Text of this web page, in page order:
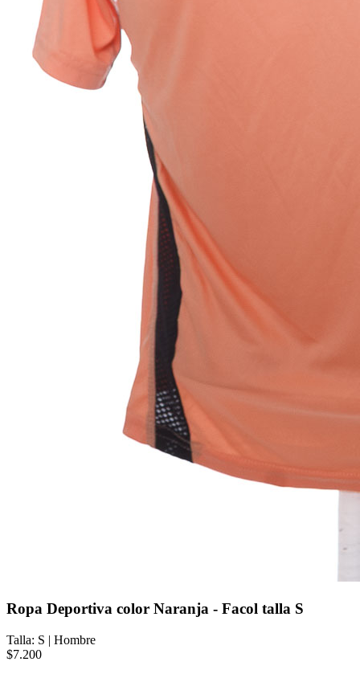
Ropa Deportiva color Naranja - Facol talla S
Talla: S | Hombre
$7.200